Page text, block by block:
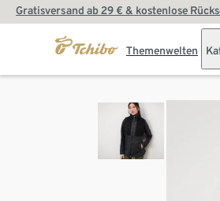
Gratisversand ab 29 € & kostenlose
Themenwelten